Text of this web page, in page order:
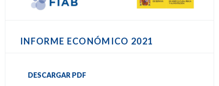
INFORME ECONÓMICO 2021
DESCARGAR PDF